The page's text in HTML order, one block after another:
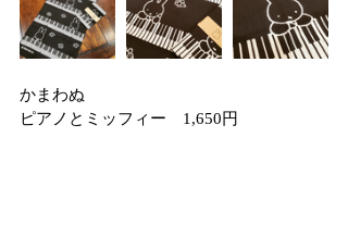
かまわぬ
ピアノとミッフィー　1,650円